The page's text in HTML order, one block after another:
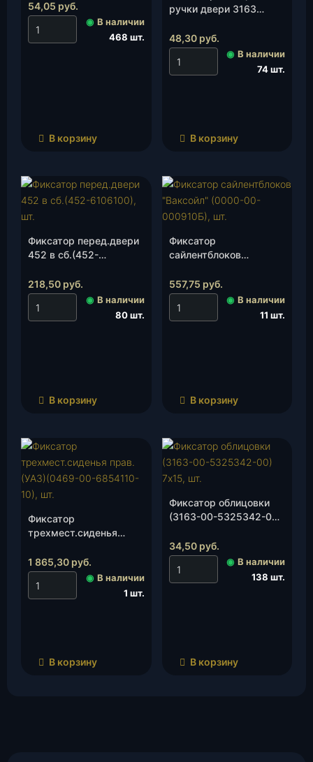
54,05 руб.
◉ В наличии
468 шт.
В корзину
ручки двери 3163
(НИКМА), шт.
48,30 руб.
◉ В наличии
74 шт.
В корзину
Фиксатор перед.двери
452 в сб.(452-
218,50 руб.
◉ В наличии
80 шт.
В корзину
Фиксатор
сайлентблоков
000910Б), шт.
557,75 руб.
◉ В наличии
11 шт.
В корзину
Фиксатор
трехмест.сиденья
6854110-10), шт.
1 865,30 руб.
◉ В наличии
1 шт.
В корзину
Фиксатор облицовки
(3163-00-5325342-00)
34,50 руб.
◉ В наличии
138 шт.
В корзину